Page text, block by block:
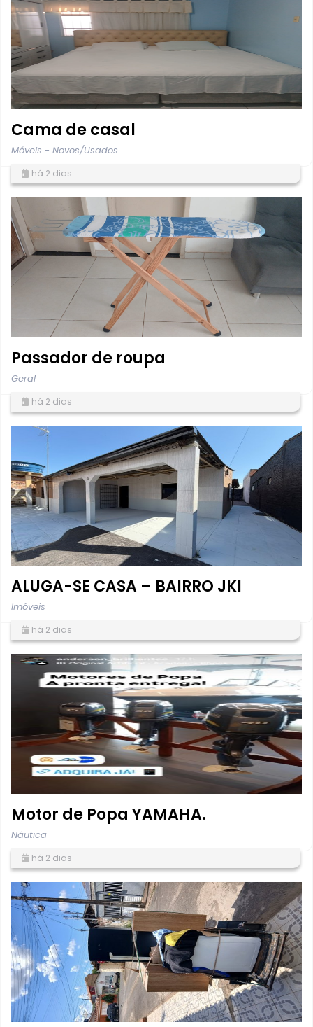
Cama de casal
Móveis - Novos/Usados
há 2 dias
Passador de roupa
Geral
há 2 dias
ALUGA-SE CASA – BAIRRO JKI
Imóveis
há 2 dias
Motor de Popa YAMAHA.
Náutica
há 2 dias